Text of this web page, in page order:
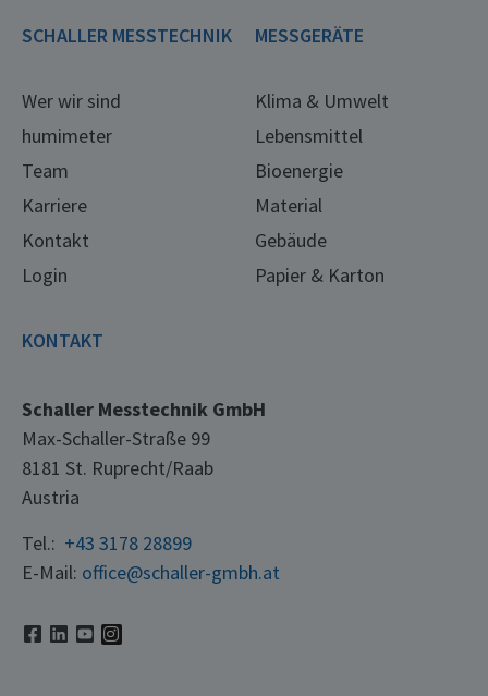
SCHALLER MESSTECHNIK
Wer wir sind
humimeter
Team
Karriere
Kontakt
Login
MESSGERÄTE
Klima & Umwelt
Lebensmittel
Bioenergie
Material
Gebäude
Papier & Karton
KONTAKT
Schaller Messtechnik GmbH
Max-Schaller-Straße 99
8181 St. Ruprecht/Raab
Austria
Tel.: +43 3178 28899
E-Mail: office@schaller-gmbh.at